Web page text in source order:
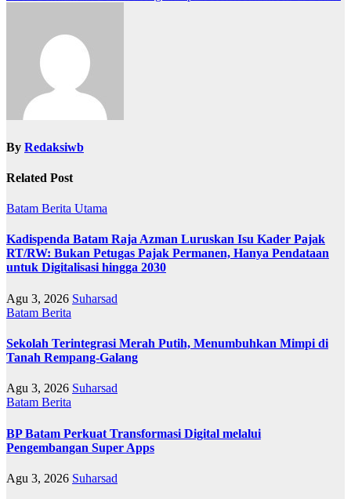
pos
By Redaksiwb
Related Post
Batam Berita Utama
Kadispenda Batam Raja Azman Luruskan Isu Kader Pajak
RT/RW: Bukan Petugas Pajak Permanen, Hanya Pendataan
untuk Digitalisasi hingga 2030
Agu 3, 2026 Suharsad
Batam Berita
Sekolah Terintegrasi Merah Putih, Menumbuhkan Mimpi di
Tanah Rempang-Galang
Agu 3, 2026 Suharsad
Batam Berita
BP Batam Perkuat Transformasi Digital melalui
Pengembangan Super Apps
Agu 3, 2026 Suharsad